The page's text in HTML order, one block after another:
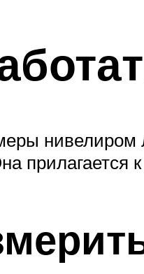
нивелиром
прилагается